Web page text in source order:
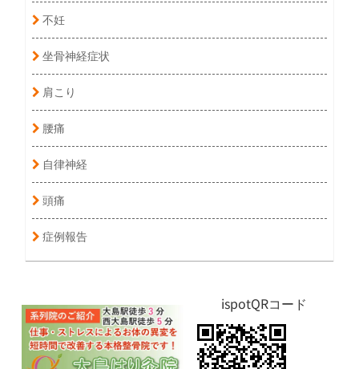
不妊
坐骨神経症状
肩こり
腰痛
自律神経
頭痛
症例報告
ispotQRコード